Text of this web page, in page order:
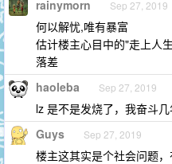
rainymorn Sep 27, 2019
何以解忧,唯有暴富
估计楼主心目中的"走上人
落差
haoleba Sep 27, 2019
lz 是不是发烧了，我奋斗
Guys Sep 27, 2019
楼主这其实是个社会问题